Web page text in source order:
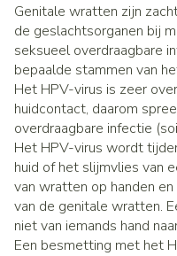
Genitale wratten zijn
de geslachtsorganen bij
seksueel overdraagbare
bepaalde stammen van
Het HPV-virus is zeer
huidcontact, daarom
overdraagbare infectie
Het HPV-virus wordt
huid of het slijmvlies van
van wratten op handen
van de genitale wratten.
niet van iemands hand
Een besmetting met het